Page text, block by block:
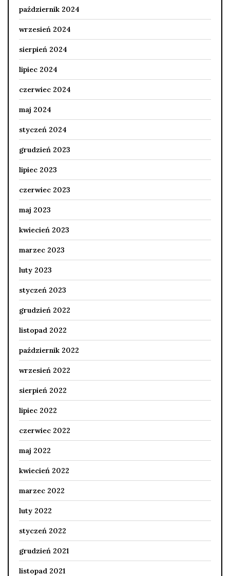
październik 2024
wrzesień 2024
sierpień 2024
lipiec 2024
czerwiec 2024
maj 2024
styczeń 2024
grudzień 2023
lipiec 2023
czerwiec 2023
maj 2023
kwiecień 2023
marzec 2023
luty 2023
styczeń 2023
grudzień 2022
listopad 2022
październik 2022
wrzesień 2022
sierpień 2022
lipiec 2022
czerwiec 2022
maj 2022
kwiecień 2022
marzec 2022
luty 2022
styczeń 2022
grudzień 2021
listopad 2021